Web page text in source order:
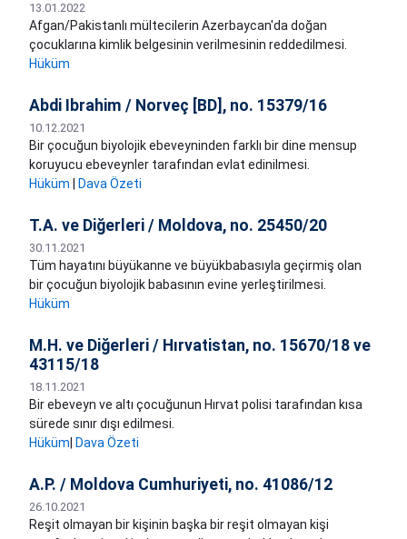
13.01.2022
Afgan/Pakistanlı mültecilerin Azerbaycan'da doğan
çocuklarına kimlik belgesinin verilmesinin reddedilmesi.
Hüküm
Abdi Ibrahim / Norveç [BD], no. 15379/16
10.12.2021
Bir çocuğun biyolojik ebeveyninden farklı bir dine mensup
koruyucu ebeveynler tarafından evlat edinilmesi.
Hüküm
Dava Özeti
T.A. ve Diğerleri / Moldova, no. 25450/20
30.11.2021
Tüm hayatını büyükanne ve büyükbabasıyla geçirmiş olan
bir çocuğun biyolojik babasının evine yerleştirilmesi.
Hüküm
M.H. ve Diğerleri / Hırvatistan, no. 15670/18 ve
43115/18
18.11.2021
Bir ebeveyn ve altı çocuğunun Hırvat polisi tarafından kısa
sürede sınır dışı edilmesi.
Hüküm Dava Özeti
A.P. / Moldova Cumhuriyeti, no. 41086/12
26.10.2021
Reşit olmayan bir kişinin başka bir reşit olmayan kişi